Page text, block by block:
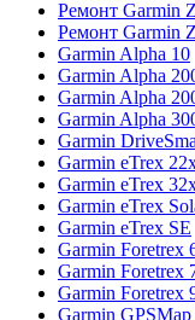
Ремонт Garmin
Ремонт Garmin
Garmin Alpha 10
Garmin Alpha
Garmin Alpha
Garmin Alpha
Garmin
Garmin eTrex
Garmin eTrex
Garmin eTrex
Garmin eTrex SE
Garmin Foretrex
Garmin Foretrex
Garmin Foretrex
Garmin